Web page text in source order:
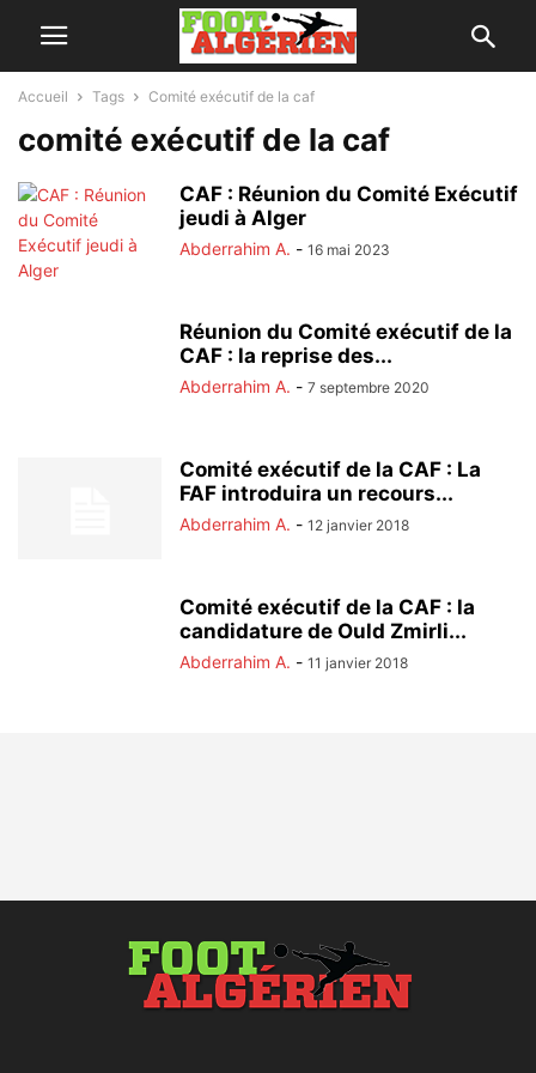
Accueil Tags Comité exécutif de la caf
comité exécutif de la caf
CAF : Réunion du Comité Exécutif
jeudi à Alger
Abderrahim A. - 16 mai 2023
Réunion du Comité exécutif de la
CAF : la reprise des...
Abderrahim A. - 7 septembre 2020
Comité exécutif de la CAF : La
FAF introduira un recours...
Abderrahim A. - 12 janvier 2018
Comité exécutif de la CAF : la
candidature de Ould Zmirli...
Abderrahim A. - 11 janvier 2018